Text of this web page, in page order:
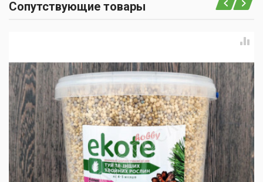
Сопутствующие товары